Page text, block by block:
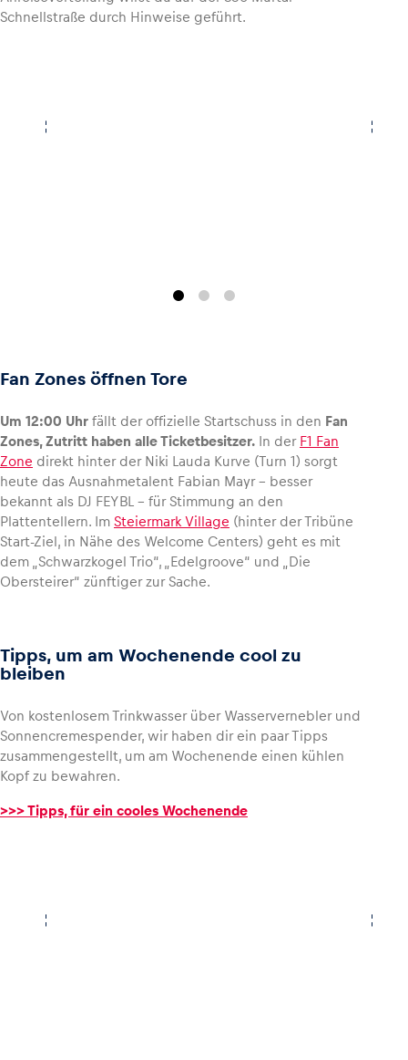
Schnellstraße durch Hinweise geführt.
Fan Zones öffnen Tore
Um 12:00 Uhr fällt der offizielle Startschuss in den Fan
Zones, Zutritt haben alle Ticketbesitzer. In der F1 Fan
Zone direkt hinter der Niki Lauda Kurve (Turn 1) sorgt
heute das Ausnahmetalent Fabian Mayr – besser
bekannt als DJ FEYBL – für Stimmung an den
Plattentellern. Im Steiermark Village (hinter der Tribüne
Start-Ziel, in Nähe des Welcome Centers) geht es mit
dem „Schwarzkogel Trio“, „Edelgroove“ und „Die
Obersteirer“ zünftiger zur Sache.
Tipps, um am Wochenende cool zu
bleiben
Von kostenlosem Trinkwasser über Wasservernebler und
Sonnencremespender, wir haben dir ein paar Tipps
zusammengestellt, um am Wochenende einen kühlen
Kopf zu bewahren.
>>> Tipps, für ein cooles Wochenende